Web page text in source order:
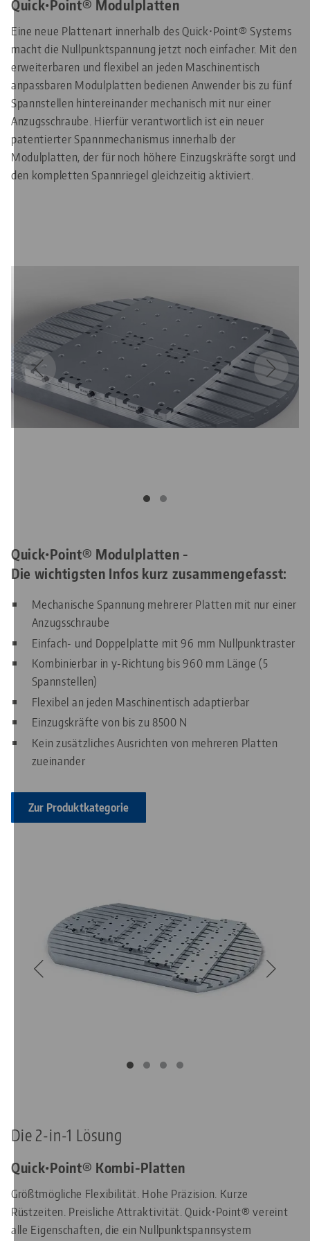
Quick•Point® Modulplatten
Eine neue Plattenart innerhalb des Quick•Point® Systems
macht die Nullpunktspannung jetzt noch einfacher. Mit den
erweiterbaren und flexibel an jeden Maschinentisch
anpassbaren Modulplatten bedienen Anwender bis zu fünf
Spannstellen hintereinander mechanisch mit nur einer
Anzugsschraube. Hierfür verantwortlich ist ein neuer
patentierter Spannmechanismus innerhalb der
Modulplatten, der für noch höhere Einzugskräfte sorgt und
den kompletten Spannriegel gleichzeitig aktiviert.
Quick•Point® Modulplatten -
Die wichtigsten Infos kurz zusammengefasst:
Mechanische Spannung mehrerer Platten mit nur einer
Anzugsschraube
Einfach- und Doppelplatte mit 96 mm Nullpunktraster
Kombinierbar in y-Richtung bis 960 mm Länge (5
Spannstellen)
Flexibel an jeden Maschinentisch adaptierbar
Einzugskräfte von bis zu 8500 N
Kein zusätzliches Ausrichten von mehreren Platten
zueinander
Zur Produktkategorie
Die 2-in-1 Lösung
Quick•Point® Kombi-Platten
Größtmögliche Flexibilität. Hohe Präzision. Kurze
Rüstzeiten. Preisliche Attraktivität. Quick•Point® vereint
alle Eigenschaften, die ein Nullpunktspannsystem